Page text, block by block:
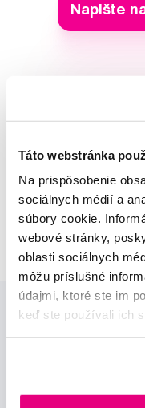
Táto webstránka
Na prispôsobenie
sociálnych médií a
súbory cookie.
webové stránky,
oblasti sociálnych
môžu príslušné
údajmi, ktoré ste im
keď ste používali ich
Napište